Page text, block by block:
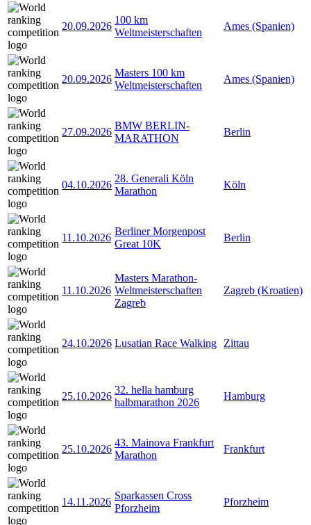
20.09.2026
100 km
Weltmeisterschaften
Ames (Spanien)
20.09.2026
Masters 100 km
Weltmeisterschaften
Ames (Spanien)
27.09.2026
BMW BERLIN-
MARATHON
Berlin
04.10.2026
28. Generali Köln
Marathon
Köln
11.10.2026
Berliner Morgenpost
Great 10K
Berlin
11.10.2026
Masters Marathon-
Weltmeisterschaften
Zagreb
Zagreb (Kroatien)
24.10.2026 Lusatian Race Walking Zittau
25.10.2026
32. hella hamburg
halbmarathon 2026
Hamburg
25.10.2026
43. Mainova Frankfurt
Marathon
Frankfurt
14.11.2026
Sparkassen Cross
Pforzheim
Pforzheim